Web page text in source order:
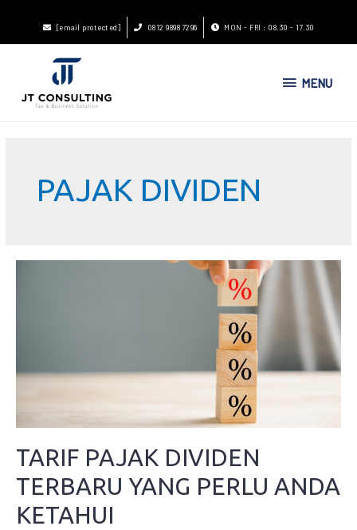
[email protected] 0812 9898 7296 MON - FRI : 08.30 - 17.30
MENU
PAJAK DIVIDEN
TARIF PAJAK DIVIDEN
TERBARU YANG PERLU ANDA
KETAHUI